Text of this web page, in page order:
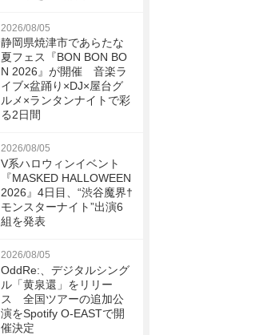
2026/08/05
静岡県焼津市であらたな
夏フェス『BON BON BO
N 2026』が開催 音楽ラ
イブ×盆踊り×DJ×屋台グ
ルメ×ランタンナイトで彩
る2日間
2026/08/05
V系ハロウィンイベント
『MASKED HALLOWEEN
2026』4日目、“渋谷魔界†
モンスターナイト”出演6
組を発表
2026/08/05
OddRe:、デジタルシング
ル「黄泉還」をリリー
ス 全国ツアーの追加公
演をSpotify O-EASTで開
催決定